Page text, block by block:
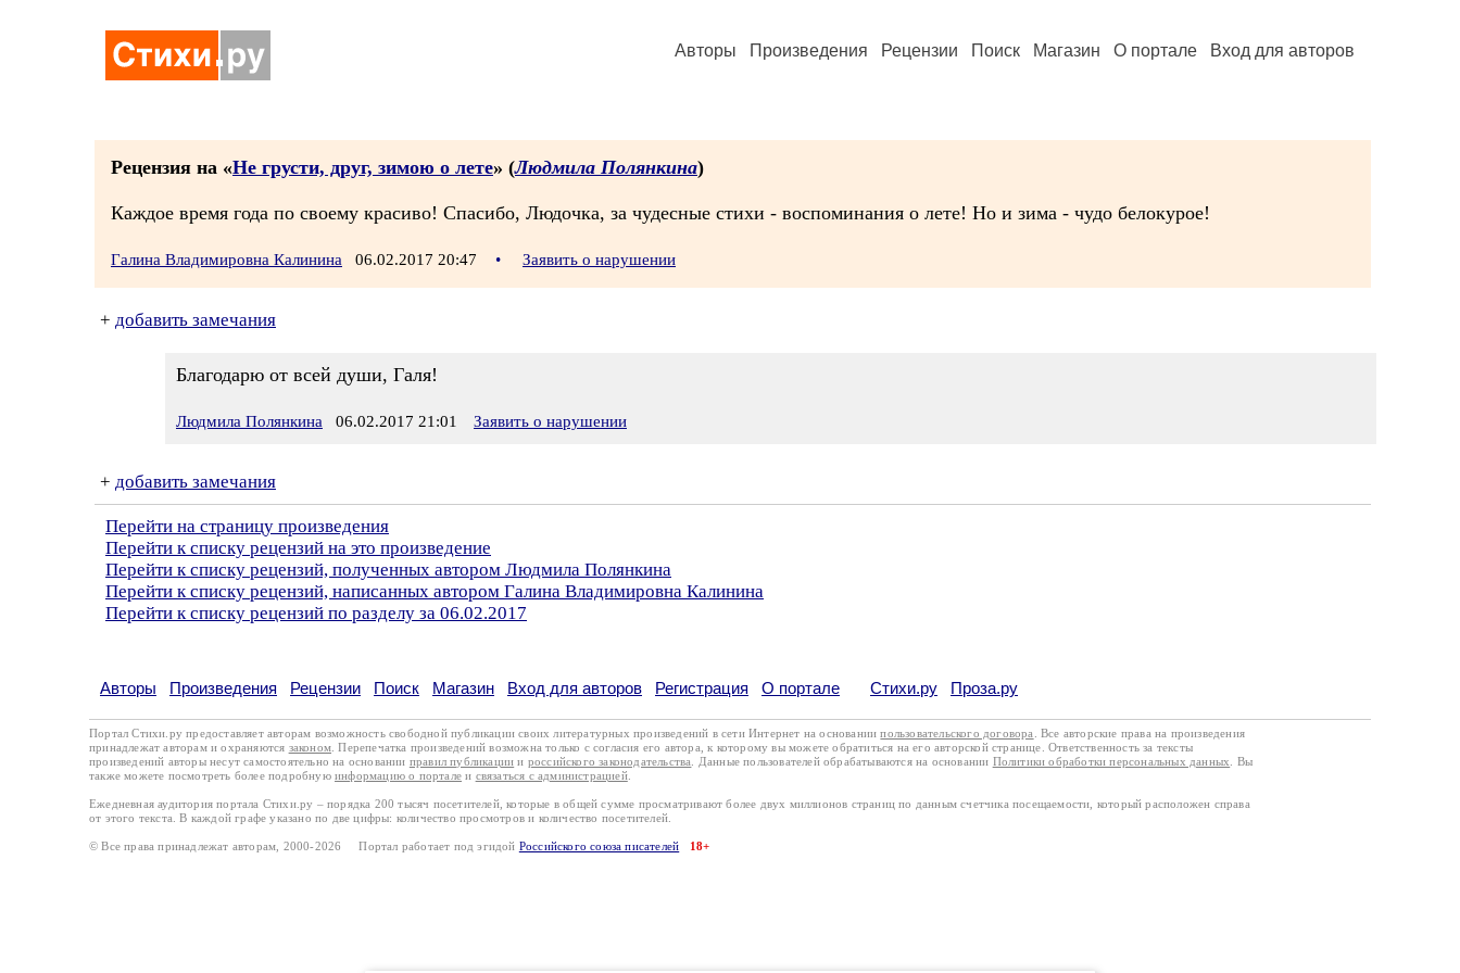
Авторы Произведения Рецензии Поиск Магазин О портале Вход для авторов
Рецензия на «Не грусти, друг, зимою о лете» (Людмила Полянкина)
Каждое время года по своему красиво! Спасибо, Людочка, за чудесные стихи - воспоминания о лете! Но и зима - чудо белокурое!
Галина Владимировна Калинина 06.02.2017 20:47 • Заявить о нарушении
+ добавить замечания
Благодарю от всей души, Галя!
Людмила Полянкина 06.02.2017 21:01 Заявить о нарушении
+ добавить замечания
Перейти на страницу произведения
Перейти к списку рецензий на это произведение
Перейти к списку рецензий, полученных автором Людмила Полянкина
Перейти к списку рецензий, написанных автором Галина Владимировна Калинина
Перейти к списку рецензий по разделу за 06.02.2017
Авторы Произведения Рецензии Поиск Магазин Вход для авторов Регистрация О портале Стихи.ру Проза.ру
Портал Стихи.ру предоставляет авторам возможность свободной публикации своих литературных произведений в сети Интернет на основаниипользовательского договора
. Все авторские права на произведения
принадлежат авторам и охраняются законом . Перепечатка произведений возможна только с согласия его автора, к которому вы можете обратиться на его авторской странице. Ответственность за тексты
произведений авторы несут самостоятельно на основании правил публикации и российского законодательства . Данные пользователей обрабатываются на основании Политики обработки персональных данных
. Вы
также можете посмотреть более подробную информацию о портале и связаться с администрацией.
Ежедневная аудитория портала Стихи.ру – порядка 200 тысяч посетителей, которые в общей сумме просматривают более двух миллионов страниц по данным счетчика посещаемости, который расположен справа
от этого текста. В каждой графе указано по две цифры: количество просмотров и количество посетителей.
© Все права принадлежат авторам, 2000-2026 Портал работает под эгидой Российского союза писателей 18+